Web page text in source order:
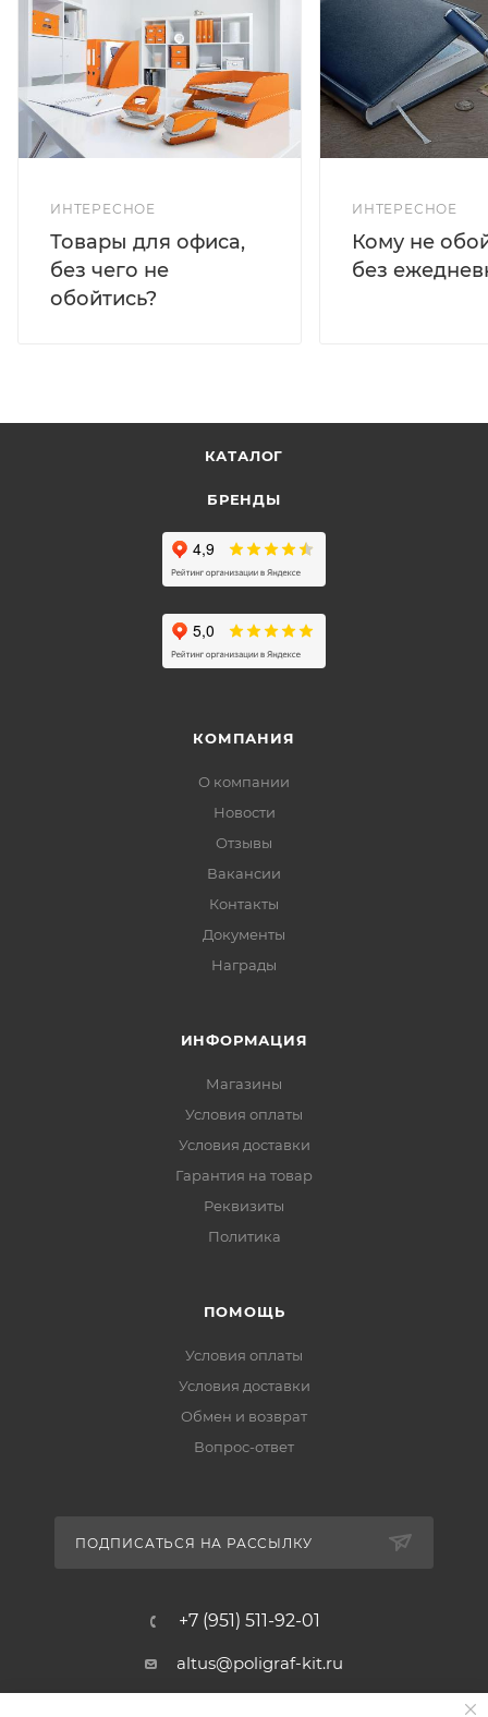
ИНТЕРЕСНОЕ
Товары для офиса,
без чего не
обойтись?
ИНТЕРЕСНОЕ
Кому не
без
КАТАЛОГ
БРЕНДЫ
КОМПАНИЯ
О компании
Новости
Отзывы
Вакансии
Контакты
Документы
Награды
ИНФОРМАЦИЯ
Магазины
Условия оплаты
Условия доставки
Гарантия на товар
Реквизиты
Политика
ПОМОЩЬ
Условия оплаты
Условия доставки
Обмен и возврат
Вопрос-ответ
ПОДПИСАТЬСЯ НА РАССЫЛКУ
+7 (951) 511-92-01
altus@poligraf-kit.ru